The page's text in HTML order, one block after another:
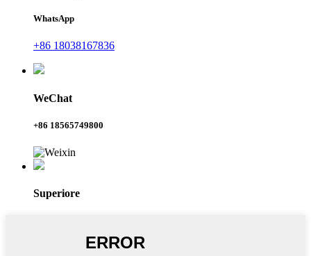
WhatsApp
+86 18038167836
WeChat
+86 18565749800
Superiore